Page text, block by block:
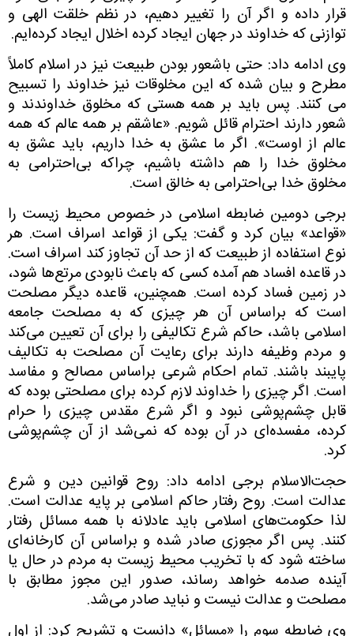
قرار داده و اگر آن را تغییر دهیم، در نظم خلقت الهی و
توازنی که خداوند در جهان ایجاد کرده اخلال ایجاد کرده‌ایم.
وی ادامه داد: حتی باشعور بودن طبیعت نیز در اسلام کاملاً
مطرح و بیان شده که این مخلوقات نیز خداوند را تسبیح
می کنند. پس باید بر همه هستی که مخلوق خداوندند و
شعور دارند احترام قائل شویم. «عاشقم بر همه عالم که همه
عالم از اوست». اگر ما عشق به خدا داریم، باید عشق به
مخلوق خدا را هم داشته باشیم، چراکه بی‌احترامی به
مخلوق خدا بی‌احترامی به خالق است.
برجی دومین ضابطه اسلامی در خصوص محیط زیست را
«قواعد» بیان کرد و گفت: یکی از قواعد اسراف است. هر
نوع استفاده از طبیعت که از حد آن تجاوز کند اسراف است.
در قاعده افساد هم آمده کسی که باعث نابودی مرتع‌ها شود،
در زمین فساد کرده است. همچنین، قاعده دیگر مصلحت
است که براساس آن هر چیزی که به مصلحت جامعه
اسلامی باشد، حاکم شرع تکالیفی را برای آن تعیین می‌کند
و مردم وظیفه دارند برای رعایت آن مصلحت به تکالیف
پایبند باشند. تمام احکام شرعی براساس مصالح و مفاسد
است. اگر چیزی را خداوند لازم کرده برای مصلحتی بوده که
قابل چشم‌پوشی نبود و اگر شرع مقدس چیزی را حرام
کرده، مفسده‌ای در آن بوده که نمی‌شد از آن چشم‌پوشی
کرد.
حجت‌الاسلام برجی ادامه داد: روح قوانین دین و شرع
عدالت است. روح رفتار حاکم اسلامی بر پایه عدالت است.
لذا حکومت‌های اسلامی باید عادلانه با همه مسائل رفتار
کنند. پس اگر مجوزی صادر شده و براساس آن کارخانه‌ای
ساخته شود که با تخریب محیط زیست به مردم در حال یا
آینده صدمه خواهد رساند، صدور این مجوز مطابق با
مصلحت و عدالت نیست و نباید صادر می‌شد.
وی ضابطه سوم را «مسائل» دانست و تشریح کرد: از اول